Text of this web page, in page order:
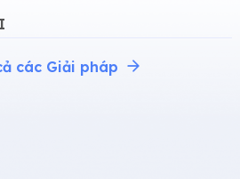
các Giải pháp